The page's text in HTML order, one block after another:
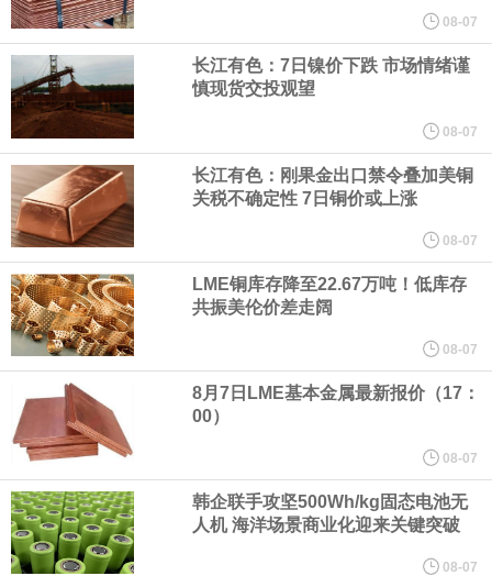
纽约期银日内涨4%，现报64.08美元/盎司。
经过多年研发创新和技术积累，公司逐步形成了包括一体化关节集
心技术等多项已商业化应用的核心技术并已应用于公司的高性能通
美国总统特朗普6日否认他对国防部长赫格塞思不满，称对赫格塞思
所做的工作“非常满意”。特朗普在社交媒体上发帖称，一些媒体有关
他与赫格塞思就弹药短缺问题发生冲突的报道是“完全没有根据的谣
08-07
长江有色：7日镍价下跌 市场情绪谨
慎现货交投观望
08-07
长江有色：刚果金出口禁令叠加美铜
关税不确定性 7日铜价或上涨
08-07
LME铜库存降至22.67万吨！低库存
共振美伦价差走阔
08-07
8月7日LME基本金属最新报价（17：
00）
08-07
韩企联手攻坚500Wh/kg固态电池无
人机 海洋场景商业化迎来关键突破
08-07